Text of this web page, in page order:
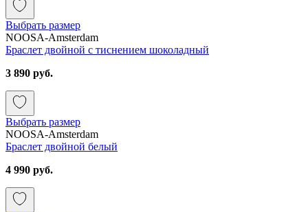
Выбрать размер
NOOSA-Amsterdam
Браслет двойной с тиснением шоколадный
3 890 руб.
Выбрать размер
NOOSA-Amsterdam
Браслет двойной белый
4 990 руб.